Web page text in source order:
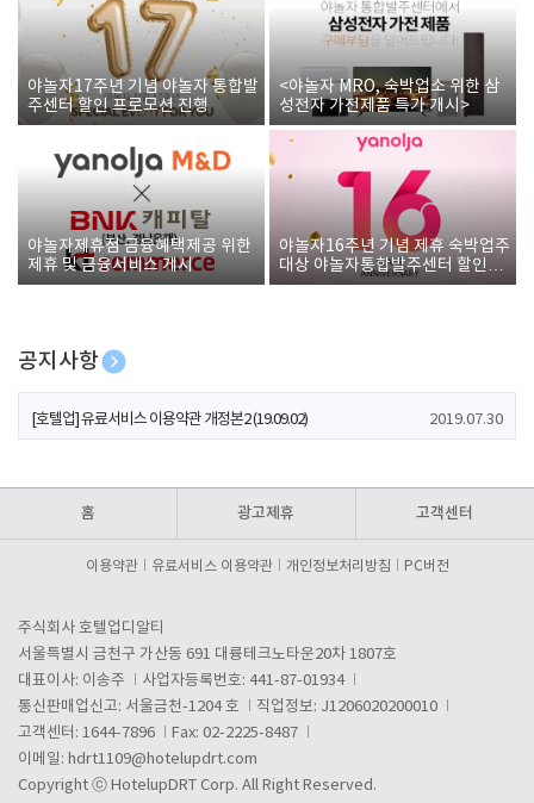
야놀자17주년 기념 야놀자 통합발
주센터 할인 프로모션 진행
<야놀자 MRO, 숙박업소 위한 삼
성전자 가전제품 특가 개시>
야놀자제휴점 금융혜택제공 위한
제휴 및 금융서비스 게시
야놀자16주년 기념 제휴 숙박업주
대상 야놀자통합발주센터 할인쿠
폰 증정
공지사항
[호텔업] 개인정보 처리방침 개정본1 (19.09.02)
[호텔업] 유료서비스 이용약관 개정본2 (19.09.02) 2019.07.30
홈 광고제휴 고객센터
이용약관 유료서비스 이용약관 개인정보처리방침 PC버전
주식회사 호텔업디알티
서울특별시 금천구 가산동 691 대륭테크노타운20차 1807호
대표이사: 이송주
사업자등록번호: 441-87-01934
통신판매업신고: 서울금천-1204 호
직업정보: J1206020200010
고객센터: 1644-7896
Fax: 02-2225-8487
이메일: hdrt1109@hotelupdrt.com
Copyright ⓒ HotelupDRT Corp. All Right Reserved.